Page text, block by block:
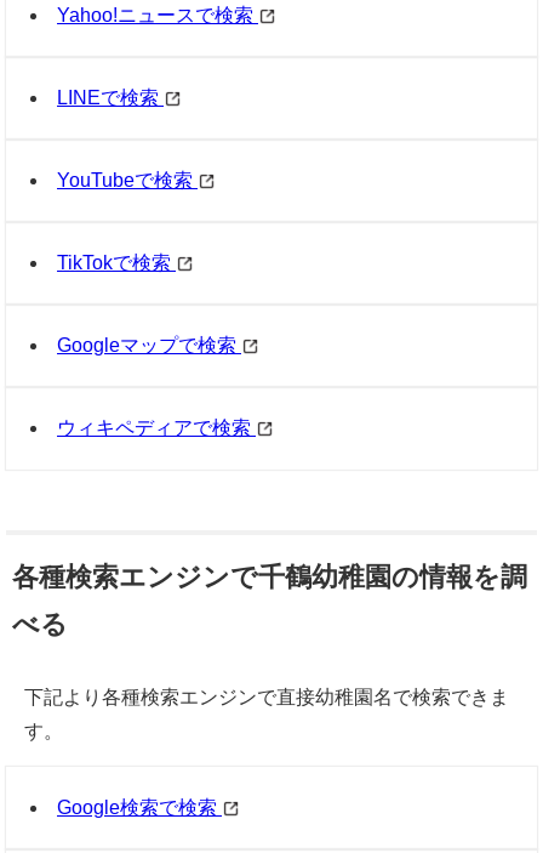
Yahoo!ニュースで検索
LINEで検索
YouTubeで検索
TikTokで検索
Googleマップで検索
ウィキペディアで検索
各種検索エンジンで千鶴幼稚園の情報を調
べる
下記より各種検索エンジンで直接幼稚園名で検索できま
す。
Google検索で検索